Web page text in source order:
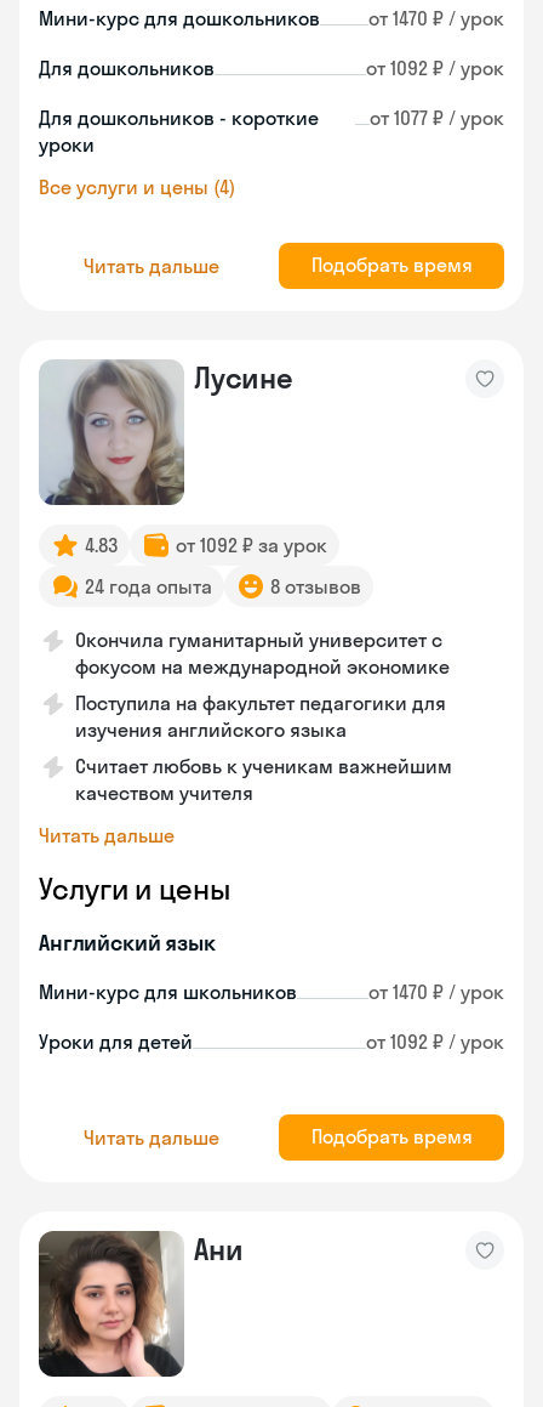
Мини-курс для дошкольников от 1470 ₽ / урок
Для дошкольников от 1092 ₽ / урок
Для дошкольников - короткие
уроки
от 1077 ₽ / урок
Все услуги и цены (4)
Читать дальше Подобрать время
Лусине
4.83
от 1092 ₽ за урок
24 года опыта
8 отзывов
Окончила гуманитарный университет с
фокусом на международной экономике
Поступила на факультет педагогики для
изучения английского языка
Считает любовь к ученикам важнейшим
качеством учителя
Читать дальше
Услуги и цены
Английский язык
Мини-курс для школьников от 1470 ₽ / урок
Уроки для детей от 1092 ₽ / урок
Читать дальше Подобрать время
Ани